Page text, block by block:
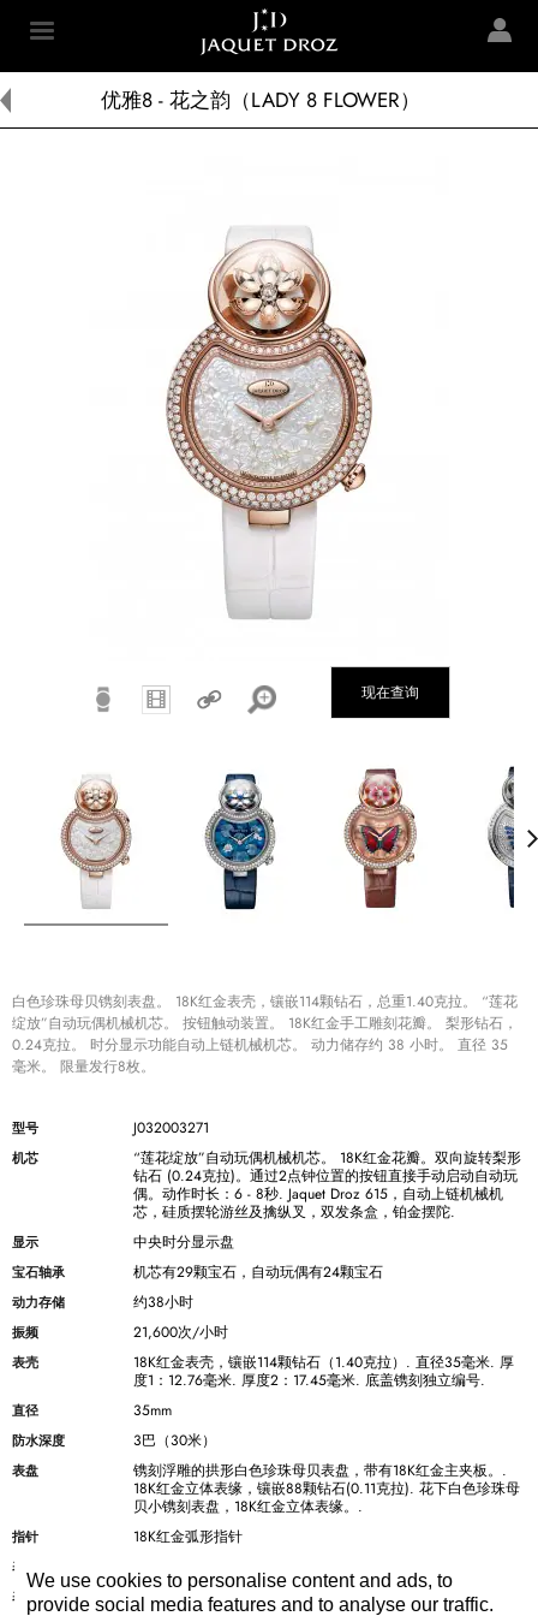
We use cookies to personalise content and ads, to
provide social media features and to analyse our traffic.
content
Jaquet Droz
优雅8 - 花之韵（LADY 8 FLOWER）
现在查询
白色珍珠母贝镌刻表盘。 18K红金表壳，镶嵌114颗钻石，总重1.40克拉。 “莲花
绽放”自动玩偶机械机芯。 按钮触动装置。 18K红金手工雕刻花瓣。 梨形钻石，
0.24克拉。 时分显示功能自动上链机械机芯。 动力储存约 38 小时。 直径 35
毫米。 限量发行8枚。
型号 J032003271
机芯
“莲花绽放”自动玩偶机械机芯。 18K红金花瓣。双向旋转梨形
钻石 (0.24克拉)。通过2点钟位置的按钮直接手动启动自动玩
偶。动作时长：6 - 8秒. Jaquet Droz 615，自动上链机械机
芯，硅质摆轮游丝及擒纵叉，双发条盒，铂金摆陀.
显示 中央时分显示盘
宝石轴承 机芯有29颗宝石，自动玩偶有24颗宝石
动力存储 约38小时
振频 21,600次/小时
表壳
18K红金表壳，镶嵌114颗钻石（1.40克拉）. 直径35毫米. 厚
度1：12.76毫米. 厚度2：17.45毫米. 底盖镌刻独立编号.
直径 35mm
防水深度 3巴（30米）
表盘
镌刻浮雕的拱形白色珍珠母贝表盘，带有18K红金主夹板。.
18K红金立体表缘，镶嵌88颗钻石(0.11克拉). 花下白色珍珠母
贝小镌刻表盘，18K红金立体表缘。.
指针 18K红金弧形指针
表带
表扣 18K红金折叠式表扣，镶嵌47颗钻石(0.47克拉)